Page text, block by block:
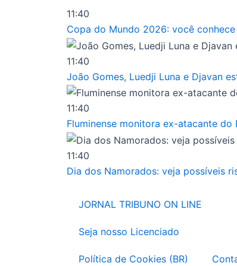
11:40
Copa do Mundo 2026: você
11:40
João Gomes, Luedji Luna e Djavan
11:40
Fluminense monitora ex-atacante do
11:40
Dia dos Namorados: veja possíveis
JORNAL TRIBUNO ON LINE
Seja nosso Licenciado
Política de Cookies (BR)